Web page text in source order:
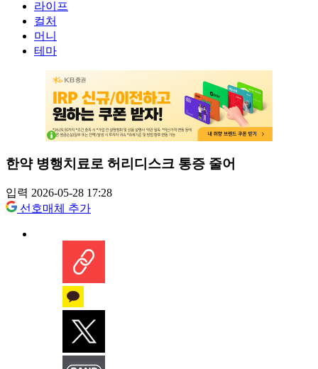
라이프
컬처
머니
테마
한약 병행치료로 허리디스크 통증 줄어
입력 2026-05-28 17:28
선호매체 추가